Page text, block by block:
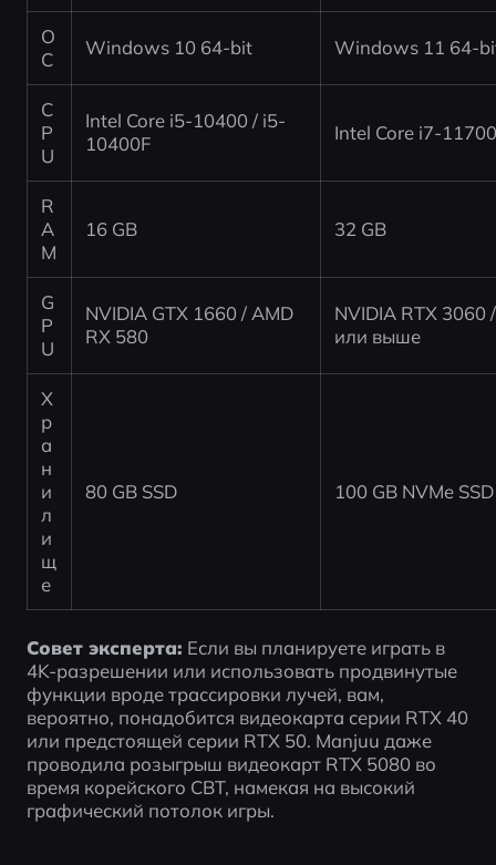
О
С
Windows 10 64-bit Windows 11 64-
C
P
U
Intel Core i5-10400 / i5-
10400F
Intel Core i7-
R
A
M
16 GB 32 GB
G
P
U
NVIDIA GTX 1660 / AMD
RX 580
NVIDIA RTX 3060
или выше
Х
р
а
н
и
л
и
щ
е
80 GB SSD 100 GB NVMe SSD
Совет эксперта: Если вы планируете играть в
4K-разрешении или использовать продвинутые
функции вроде трассировки лучей, вам,
вероятно, понадобится видеокарта серии RTX 40
или предстоящей серии RTX 50. Manjuu даже
проводила розыгрыш видеокарт RTX 5080 во
время корейского CBT, намекая на высокий
графический потолок игры.